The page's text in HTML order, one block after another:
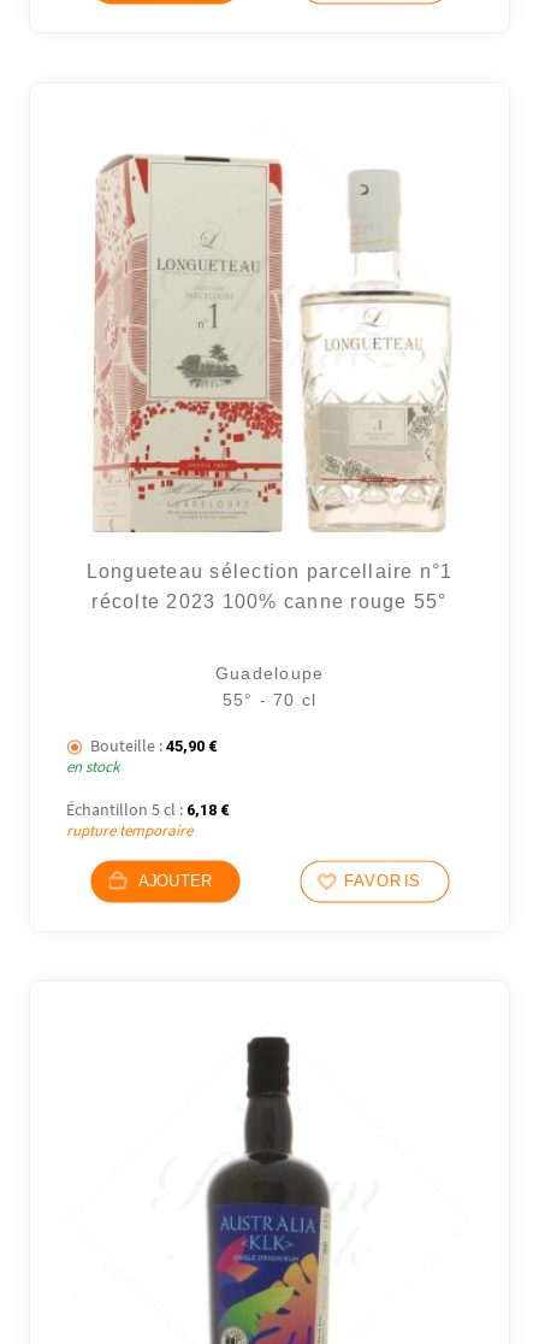
Longueteau sélection parcellaire n°1
récolte 2023 100% canne rouge 55°
Guadeloupe
55° - 70 cl
Bouteille : 45,90 €
en stock
Échantillon 5 cl : 6,18 €
rupture temporaire
AJOUTER FAVORIS